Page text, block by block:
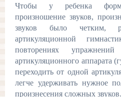
Чтобы у ребенка
произношение звуков,
звуков было четким,
артикуляционной
повторениях
артикуляционного аппарата
переходить от одной
легче удерживать нужное
произнесения сложных звуков.